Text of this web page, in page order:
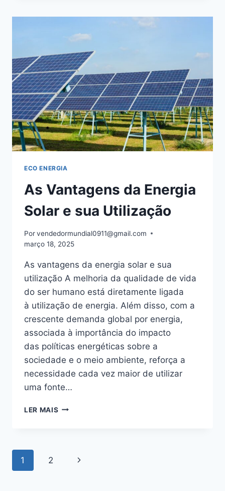
ALGUMAS
SOBRE
REGULAÇÃO
RECENTE
ECO ENERGIA
As Vantagens da Energia
Solar e sua Utilização
Porvendedormundial0911@gmail.com
março 18, 2025
As vantagens da energia solar e sua
utilização A melhoria da qualidade de vida
do ser humano está diretamente ligada
à utilização de energia. Além disso, com a
crescente demanda global por energia,
associada à importância do impacto
das políticas energéticas sobre a
sociedade e o meio ambiente, reforça a
necessidade cada vez maior de utilizar
uma fonte…
LER MAIS AS
Navegação
1 2
Página